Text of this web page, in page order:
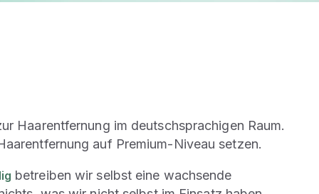
Haarentfernung im deutschsprachigen Raum.
auf Premium-Niveau setzen.
betreiben wir selbst eine wachsende